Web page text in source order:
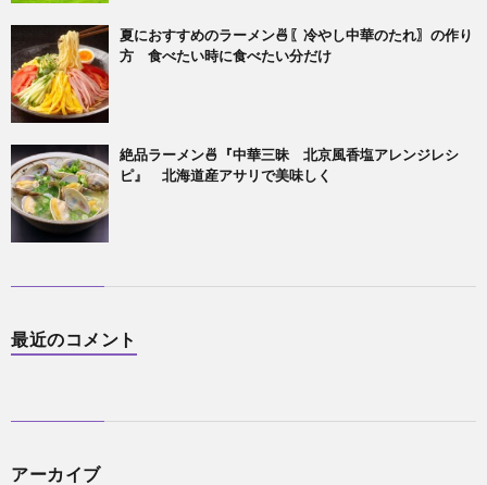
夏におすすめのラーメン🍜〖冷やし中華のたれ〗の作り
方 食べたい時に食べたい分だけ
絶品ラーメン🍜『中華三昧 北京風香塩アレンジレシ
ピ』 北海道産アサリで美味しく
最近のコメント
アーカイブ